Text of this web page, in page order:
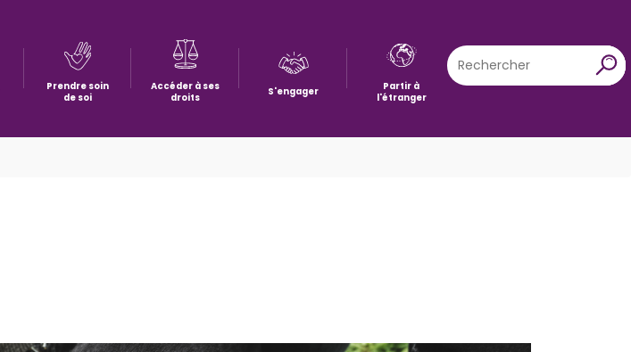
Prendre soin
de soi
Accéder à ses
droits
S'engager
Partir à
l'étranger
Rechercher
X